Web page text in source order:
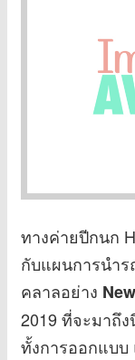
ทางค่ายปีกนก
กับแผนการนำ
คลาลอย่าง
2019 ที่จะมาถึ
ทั้งการออกแบบ